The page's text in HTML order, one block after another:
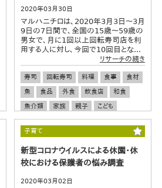
2020年03月30日
マルハニチロは、2020年3月3日～3月
9日の7日間で、全国の15歳～59歳の
男女で、月に1回以上回転寿司店を利
用する人に対し、今回で10回目とな...
リサーチの続き
寿司 回転寿司 料理 食事
食材
魚
食品 外食 飲食店
和食
魚介類
家族 親子
こども
子ども
訪日外国人 デート
恋愛
子育て
新型コロナウイルスによる休園・休
校における保護者の悩み調査
2020年03月02日